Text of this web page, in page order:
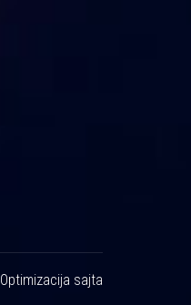
Optimizacija sajta